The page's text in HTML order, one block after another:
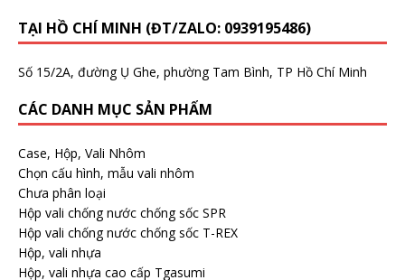
TẠI HỒ CHÍ MINH (ĐT/ZALO: 0939195486)
Số 15/2A, đường Ụ Ghe, phường Tam Bình, TP Hồ Chí Minh
CÁC DANH MỤC SẢN PHẨM
Case, Hộp, Vali Nhôm
Chọn cấu hình, mẫu vali nhôm
Chưa phân loại
Hộp vali chống nước chống sốc SPR
Hộp vali chống nước chống sốc T-REX
Hộp, vali nhựa
Hộp, vali nhựa cao cấp Tgasumi